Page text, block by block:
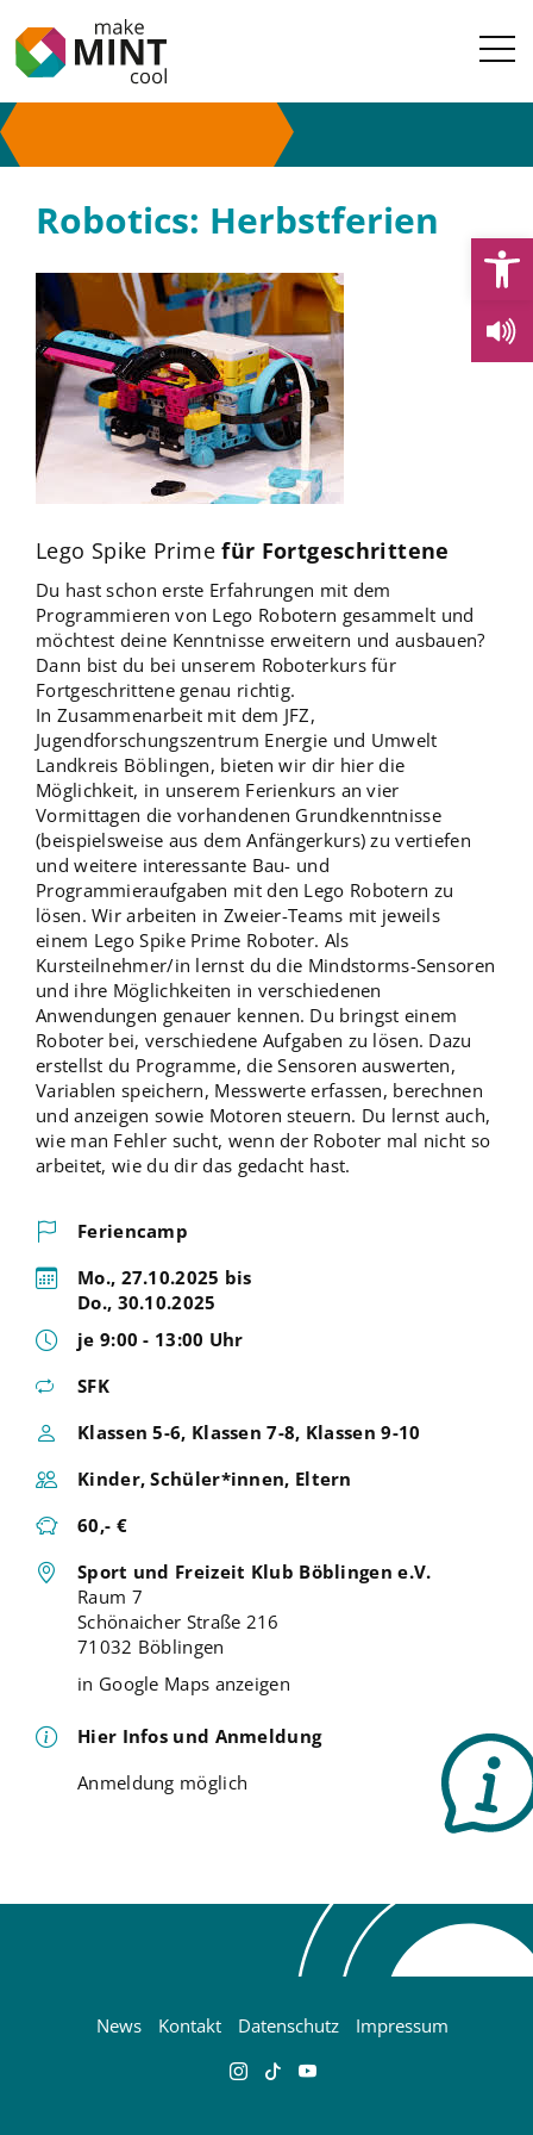
Robotics: Herbstferien
Lego Spike Primefür Fortgeschrittene
Du hast schon erste Erfahrungen mit dem
Programmieren von Lego Robotern gesammelt und
möchtest deine Kenntnisse erweitern und ausbauen?
Dann bist du bei unserem Roboterkurs für
Fortgeschrittene genau richtig.
In Zusammenarbeit mit dem JFZ,
Jugendforschungszentrum Energie und Umwelt
Landkreis Böblingen, bieten wir dir hier die
Möglichkeit, in unserem Ferienkurs an vier
Vormittagen die vorhandenen Grundkenntnisse
(beispielsweise aus dem Anfängerkurs) zu vertiefen
und weitere interessante Bau- und
Programmieraufgaben mit den Lego Robotern zu
lösen. Wir arbeiten in Zweier-Teams mit jeweils
einem Lego Spike Prime Roboter. Als
Kursteilnehmer/in lernst du die Mindstorms-Sensoren
und ihre Möglichkeiten in verschiedenen
Anwendungen genauer kennen. Du bringst einem
Roboter bei, verschiedene Aufgaben zu lösen. Dazu
erstellst du Programme, die Sensoren auswerten,
Variablen speichern, Messwerte erfassen, berechnen
und anzeigen sowie Motoren steuern. Du lernst auch,
wie man Fehler sucht, wenn der Roboter mal nicht so
arbeitet, wie du dir das gedacht hast.
Feriencamp
Mo., 27.10.2025 bis
Do., 30.10.2025
je 9:00 - 13:00 Uhr
SFK
Klassen 5-6, Klassen 7-8, Klassen 9-10
Kinder, Schüler*innen, Eltern
60,- €
Sport und Freizeit Klub Böblingen e.V.
Raum 7
Schönaicher Straße 216
71032 Böblingen
in Google Maps anzeigen
Hier Infos und Anmeldung
Anmeldung möglich
News Kontakt Datenschutz Impressum